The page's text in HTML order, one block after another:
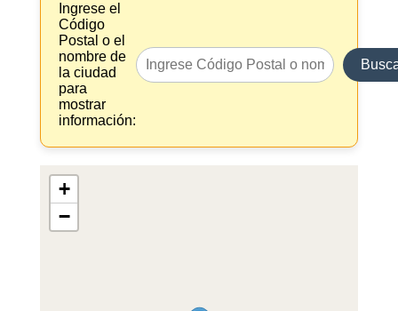
Ingrese el
Código
Postal o el
nombre de
la ciudad
para
mostrar
información:
+
−